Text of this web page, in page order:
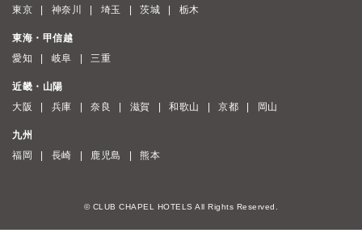
東京
神奈川 埼玉 茨城 栃木
東海・甲信越
愛知
岐阜 三重
近畿・山陽
大阪
兵庫 奈良 滋賀 和歌山 京都 岡山
九州
福岡
長崎 鹿児島 熊本
© CLUB CHAPEL HOTELS All Rights Reserved.